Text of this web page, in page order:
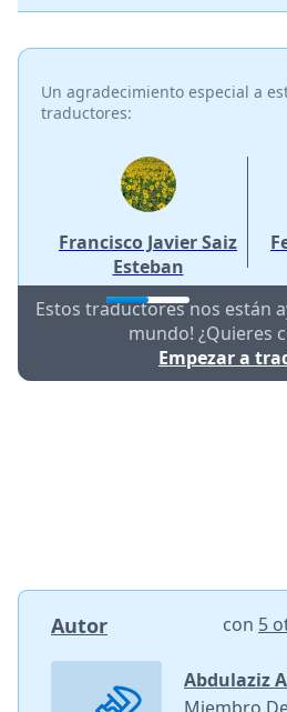
Un agradecimiento especial a
traductores:
Francisco Javier Saiz
Esteban
Estos traductores nos están
mundo! ¿Quieres
Empezar a
Autor con 5
Abdulaziz